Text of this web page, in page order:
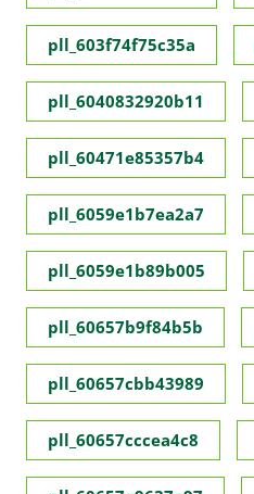
pll_603f74f75c35a
pll_6040832920b11
pll_60471e85357b4
pll_6059e1b7ea2a7
pll_6059e1b89b005
pll_60657b9f84b5b
pll_60657cbb43989
pll_60657cccea4c8